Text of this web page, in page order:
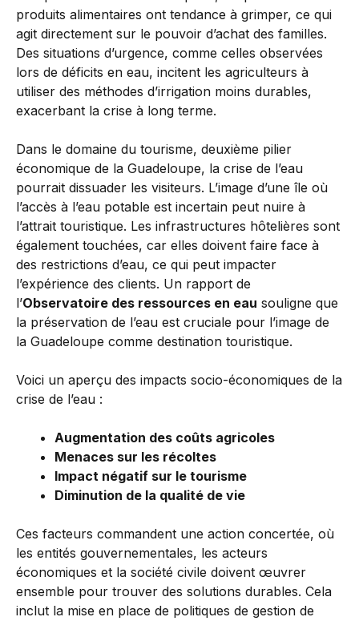
produits alimentaires ont tendance à grimper, ce qui
agit directement sur le pouvoir d’achat des familles.
Des situations d’urgence, comme celles observées
lors de déficits en eau, incitent les agriculteurs à
utiliser des méthodes d’irrigation moins durables,
exacerbant la crise à long terme.
Dans le domaine du tourisme, deuxième pilier
économique de la Guadeloupe, la crise de l’eau
pourrait dissuader les visiteurs. L’image d’une île où
l’accès à l’eau potable est incertain peut nuire à
l’attrait touristique. Les infrastructures hôtelières sont
également touchées, car elles doivent faire face à
des restrictions d’eau, ce qui peut impacter
l’expérience des clients. Un rapport de
l’Observatoire des ressources en eau souligne que
la préservation de l’eau est cruciale pour l’image de
la Guadeloupe comme destination touristique.
Voici un aperçu des impacts socio-économiques de la
crise de l’eau :
Augmentation des coûts agricoles
Menaces sur les récoltes
Impact négatif sur le tourisme
Diminution de la qualité de vie
Ces facteurs commandent une action concertée, où
les entités gouvernementales, les acteurs
économiques et la société civile doivent œuvrer
ensemble pour trouver des solutions durables. Cela
inclut la mise en place de politiques de gestion de